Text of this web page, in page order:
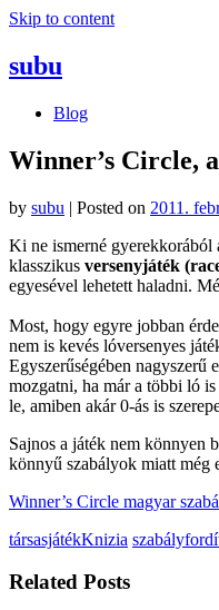
Skip to content
subu
Blog
Winner’s Circle,
by subu | Posted on 2011.
Ki ne ismerné gyerekkorából
klasszikus versenyjáték
egyesével lehetett haladni.
Most, hogy egyre jobban
nem is kevés lóversenyes
Egyszerűségében
mozgatni, ha már a többi ló
le, amiben akár 0-ás is
Sajnos a játék nem könnyen
könnyű szabályok miatt még
Winner’s Circle magyar
társasjátékKnizia
Related Posts